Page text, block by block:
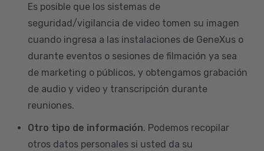
Es posible que los sistemas de
seguridad/vigilancia de video tomen su imagen
cuando ingresa a las instalaciones de GeneXus o
durante eventos o sesiones de filmación ya sea
de marketing o públicos, y obtengamos grabación
de audio y video y transcripción durante
reuniones.
Otro tipo de información. Podemos recopilar
otros datos personales si usted da su